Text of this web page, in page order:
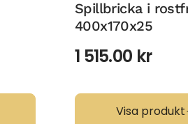
Spillbricka i
400x170x25
1 515.00 kr
Visa produkt